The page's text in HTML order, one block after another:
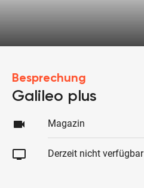
Besprechung
Galileo plus
videocam Magazin
tv Derzeit nicht verfügbar